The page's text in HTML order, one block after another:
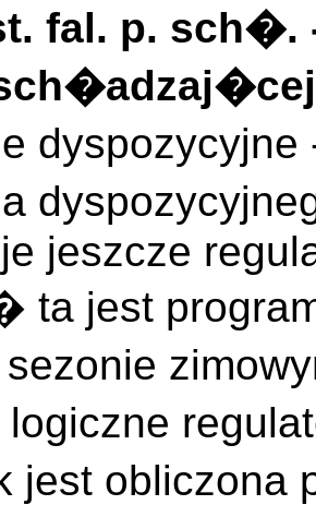
fal. p. sch�.
jeszcze
jest
sezonie
jest obliczona